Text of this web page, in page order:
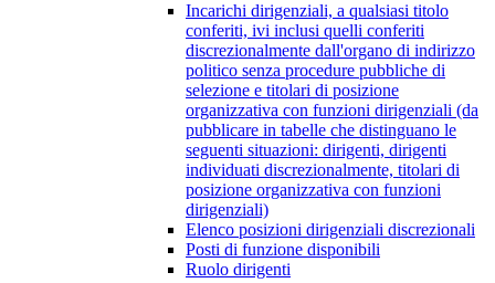
Incarichi dirigenziali, a qualsiasi titolo
conferiti, ivi inclusi quelli conferiti
discrezionalmente dall'organo di indirizzo
politico senza procedure pubbliche di
selezione e titolari di posizione
organizzativa con funzioni dirigenziali (da
pubblicare in tabelle che distinguano le
seguenti situazioni: dirigenti, dirigenti
individuati discrezionalmente, titolari di
posizione organizzativa con funzioni
dirigenziali)
Elenco posizioni dirigenziali discrezionali
Posti di funzione disponibili
Ruolo dirigenti